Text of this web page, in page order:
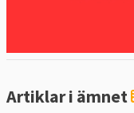
Artiklar i ämnet